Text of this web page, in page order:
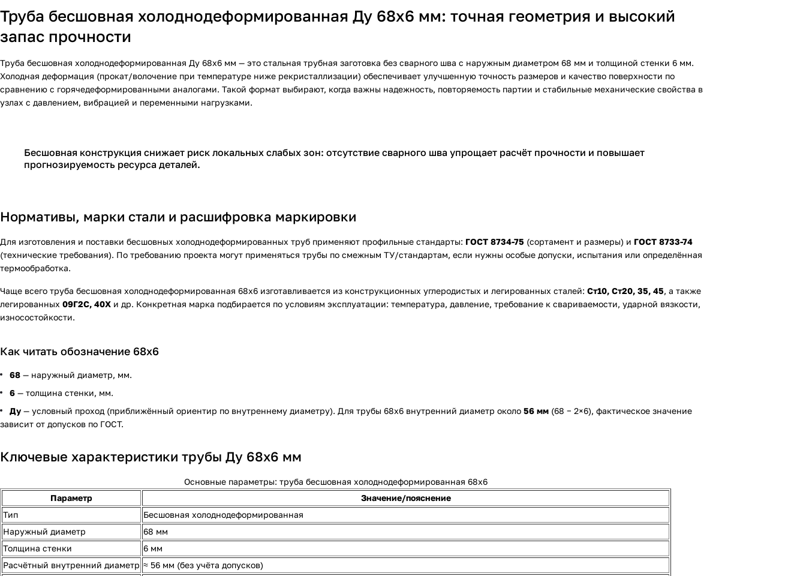
Труба бесшовная холоднодеформированная Ду 68х6 мм: точная геометрия и высокий
запас прочности
Труба бесшовная холоднодеформированная Ду 68х6 мм — это стальная трубная заготовка без сварного шва с наружным диаметром 68 мм и толщиной стенки 6 мм.
Холодная деформация (прокат/волочение при температуре ниже рекристаллизации) обеспечивает улучшенную точность размеров и качество поверхности по
сравнению с горячедеформированными аналогами. Такой формат выбирают, когда важны надежность, повторяемость партии и стабильные механические свойства в
узлах с давлением, вибрацией и переменными нагрузками.
Бесшовная конструкция снижает риск локальных слабых зон: отсутствие сварного шва упрощает расчёт прочности и повышает
прогнозируемость ресурса деталей.
Нормативы, марки стали и расшифровка маркировки
Для изготовления и поставки бесшовных холоднодеформированных труб применяют профильные стандарты: ГОСТ 8734-75 (сортамент и размеры) и ГОСТ 8733-74
(технические требования). По требованию проекта могут применяться трубы по смежным ТУ/стандартам, если нужны особые допуски, испытания или определённая
термообработка.
Чаще всего труба бесшовная холоднодеформированная 68х6 изготавливается из конструкционных углеродистых и легированных сталей: Ст10, Ст20, 35, 45, а также
легированных 09Г2С, 40Х и др. Конкретная марка подбирается по условиям эксплуатации: температура, давление, требование к свариваемости, ударной вязкости,
износостойкости.
Как читать обозначение 68х6
68 — наружный диаметр, мм.
6 — толщина стенки, мм.
Ду — условный проход (приближённый ориентир по внутреннему диаметру). Для трубы 68х6 внутренний диаметр около 56 мм (68 − 2×6), фактическое значение
зависит от допусков по ГОСТ.
Ключевые характеристики трубы Ду 68х6 мм
Основные параметры: труба бесшовная холоднодеформированная 68х6
Параметр
Значение/пояснение
Тип
Бесшовная холоднодеформированная
Наружный диаметр
68 мм
Толщина стенки
6 мм
Расчётный внутренний диаметр ≈ 56 мм (без учёта допусков)